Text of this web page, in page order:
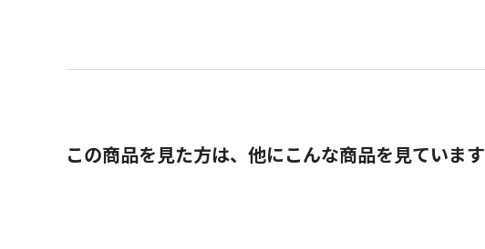
この商品を見た方は、他にこんな商品を見ています